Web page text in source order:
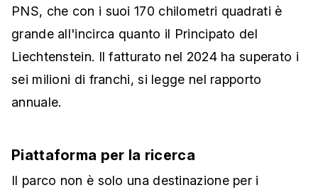
PNS, che con i suoi 170 chilometri quadrati è
grande all'incirca quanto il Principato del
Liechtenstein. Il fatturato nel 2024 ha superato i
sei milioni di franchi, si legge nel rapporto
annuale.
Piattaforma per la ricerca
Il parco non è solo una destinazione per i